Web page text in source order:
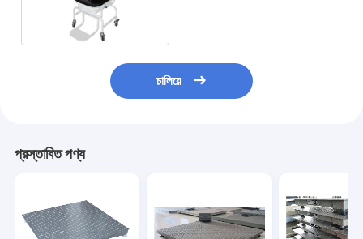
চালিয়ে
প্রস্তাবিত পণ্য